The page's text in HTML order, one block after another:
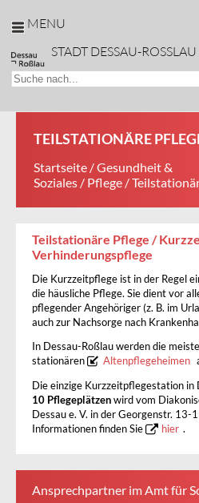
MENU
STADT DESSAU-ROSSLAU
TEILSTATIONÄRE
Startseite /Gesundheit &
Soziales / Pflege /
Teilstationäre Pflege /
Verhinderungspflege
Die Kurzzeitpflege ist in der Regel
die häusliche Pflege. Sie dient vor
pflegender Angehöriger (z. B. im
auch zur Nachsorge nach
In Dessau-Roßlau werden die
stationären
Altenpflegeheimen
Die einzige Kurzzeitpflegestation in
10 Pflegeplätzen wird vom
Dessau e. V. in der Georgenstr. 13-
Informationen finden Sie
hier .
Ansprechpartner im Amt für